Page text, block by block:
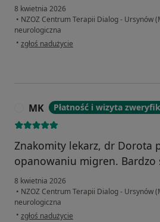
8 kwietnia 2026
• NZOZ Centrum Terapii Dialog - Ursynów
neurologiczna
• w opinii użytkownika Zenon
zgłoś nadużycie
MK Płatność i wizyta
Znakomity lekarz, dr Dorota
opanowaniu migren. Bardzo
8 kwietnia 2026
• NZOZ Centrum Terapii Dialog - Ursynów
neurologiczna
• w opinii użytkownika MK
zgłoś nadużycie